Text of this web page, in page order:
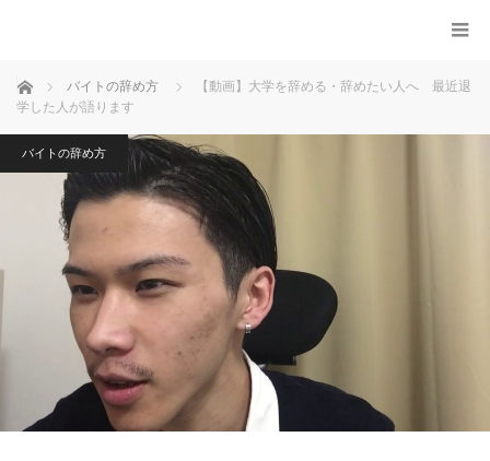
ホーム バイトの辞め方
【動画】大学を辞める・辞めたい人へ 最近退
学した人が語ります
バイトの辞め方